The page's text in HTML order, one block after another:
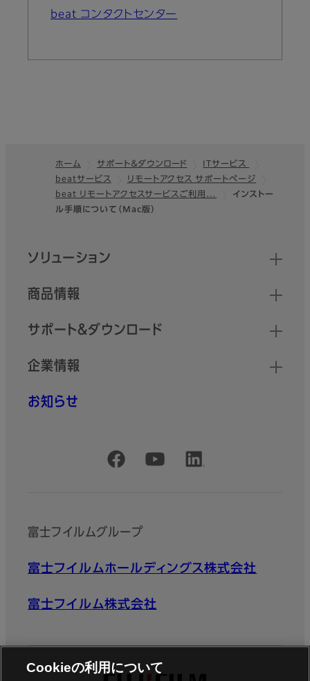
beat コンタクトセンター
フッター
ホーム サポート＆ダウンロード
ITサービス
beatサービス
リモートアクセス サポートページ
beat リモートアクセスサービスご利用…
インストー
ル手順について（Mac版）
クイックリンク
ソリューション
商品情報
サポート＆ダウンロード
企業情報
お知らせ
公式SNSアカウント
富士フイルムグループ
富士フイルムホールディングス株式会社
富士フイルム株式会社
Cookieの利用について